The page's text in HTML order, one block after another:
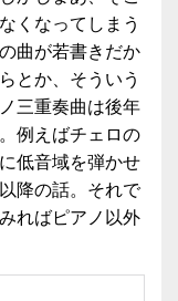
くなってしまう
曲が若書きだか
とか、そういう
三重奏曲は後年
例えばチェロの
低音域を弾かせ
降の話。それで
ればピアノ以外